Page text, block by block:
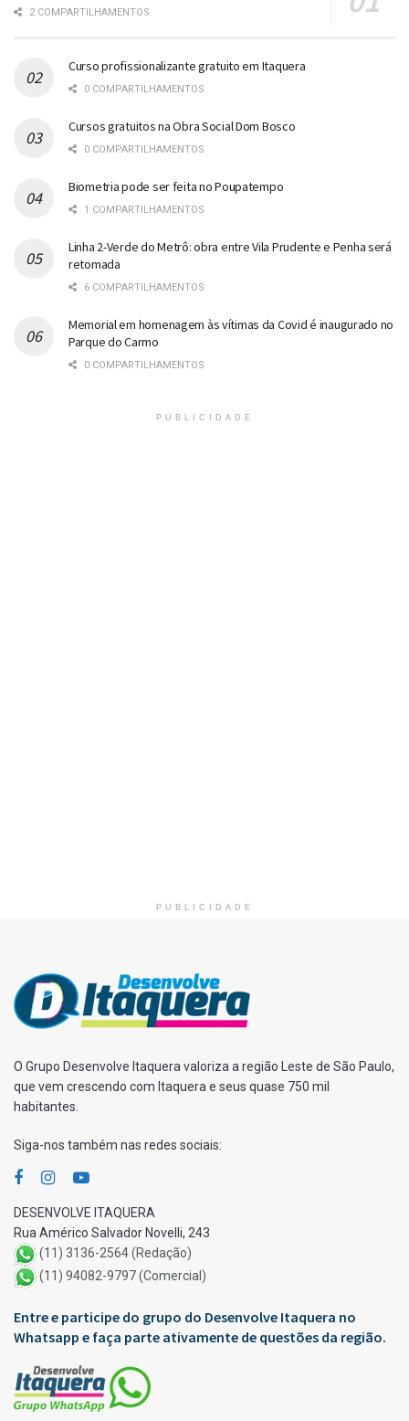
2 COMPARTILHAMENTOS
Curso profissionalizante gratuito em Itaquera
0 COMPARTILHAMENTOS
Cursos gratuitos na Obra Social Dom Bosco
0 COMPARTILHAMENTOS
Biometria pode ser feita no Poupatempo
1 COMPARTILHAMENTOS
Linha 2-Verde do Metrô: obra entre Vila Prudente e Penha será
retomada
6 COMPARTILHAMENTOS
Memorial em homenagem às vítimas da Covid é inaugurado no
Parque do Carmo
0 COMPARTILHAMENTOS
PUBLICIDADE
PUBLICIDADE
O Grupo Desenvolve Itaquera valoriza a região Leste de São Paulo,
que vem crescendo com Itaquera e seus quase 750 mil
habitantes.
Siga-nos também nas redes sociais:
DESENVOLVE ITAQUERA
Rua Américo Salvador Novelli, 243
(11) 3136-2564 (Redação)
(11) 94082-9797 (Comercial)
Entre e participe do grupo do Desenvolve Itaquera no
Whatsapp e faça parte ativamente de questões da região.